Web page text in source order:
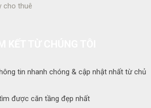
cho thuê
tin nhanh chóng & cập nhật nhất từ chủ
được căn tầng đẹp nhất